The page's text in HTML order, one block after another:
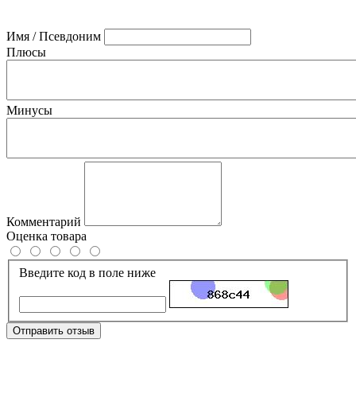
Имя / Псевдоним
Плюсы
Минусы
Комментарий
Оценка товара
Введите код в поле ниже
Отправить отзыв